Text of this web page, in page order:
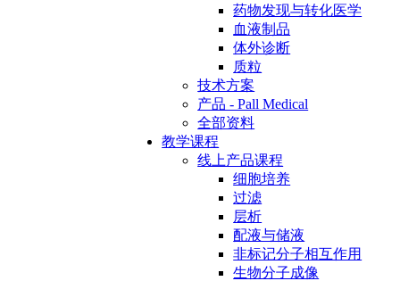
药物发现与转化医学
血液制品
体外诊断
质粒
技术方案
产品 - Pall Medical
全部资料
教学课程
线上产品课程
细胞培养
过滤
层析
配液与储液
非标记分子相互作用
生物分子成像